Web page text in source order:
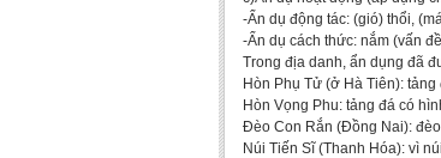
-Ẩn dụ động tác: (gió) thổi,
-Ẩn dụ cách thức: nắm (vấn
Trong địa danh, ẩn dụng đã
Hòn Phụ Tử (ở Hà Tiên):
Hòn Vọng Phu: tảng đá có
Đèo Con Rắn (Đồng Nai):
Núi Tiến Sĩ (Thanh Hóa): vì